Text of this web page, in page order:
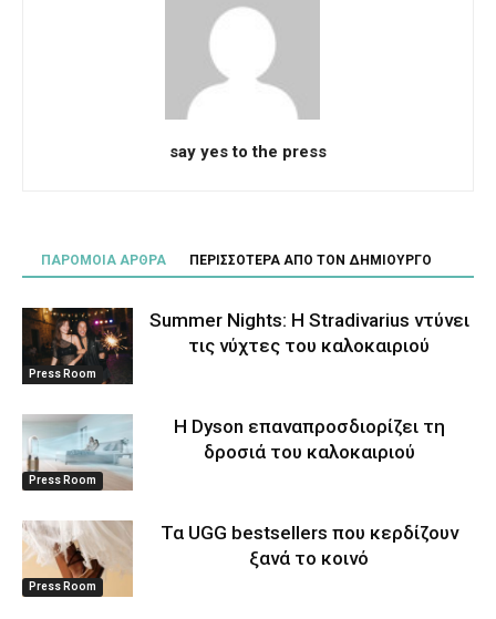
say yes to the press
ΠΑΡΟΜΟΙΑ ΑΡΘΡΑ ΠΕΡΙΣΣΟΤΕΡΑ ΑΠΟ ΤΟΝ ΔΗΜΙΟΥΡΓΟ
Press Room
Summer Nights: Η Stradivarius ντύνει
τις νύχτες του καλοκαιριού
Press Room
Η Dyson επαναπροσδιορίζει τη
δροσιά του καλοκαιριού
Press Room
Τα UGG bestsellers που κερδίζουν
ξανά το κοινό